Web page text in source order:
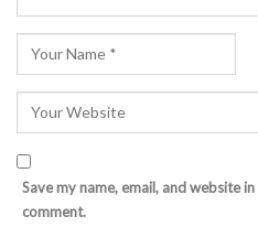
Save my name, email, and website
comment.